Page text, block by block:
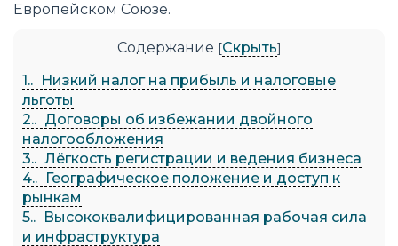
Европейском Союзе.
Содержание [Скрыть]
1.
Низкий налог на прибыль и налоговые
льготы
2.
Договоры об избежании двойного
налогообложения
3.
Лёгкость регистрации и ведения бизнеса
4.
Географическое положение и доступ к
рынкам
5.
Высококвалифицированная рабочая сила
и инфраструктура